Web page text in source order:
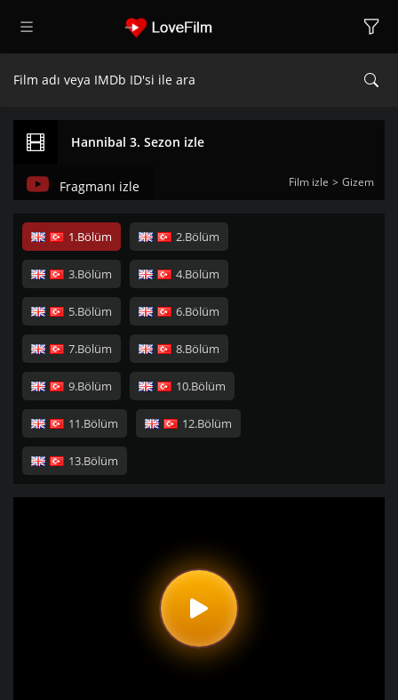
Hannibal 3. Sezon izle
Film izle Gizem
Fragmanı izle
1.Bölüm 2.Bölüm
3.Bölüm 4.Bölüm
5.Bölüm 6.Bölüm
7.Bölüm 8.Bölüm
9.Bölüm 10.Bölüm
11.Bölüm 12.Bölüm
13.Bölüm